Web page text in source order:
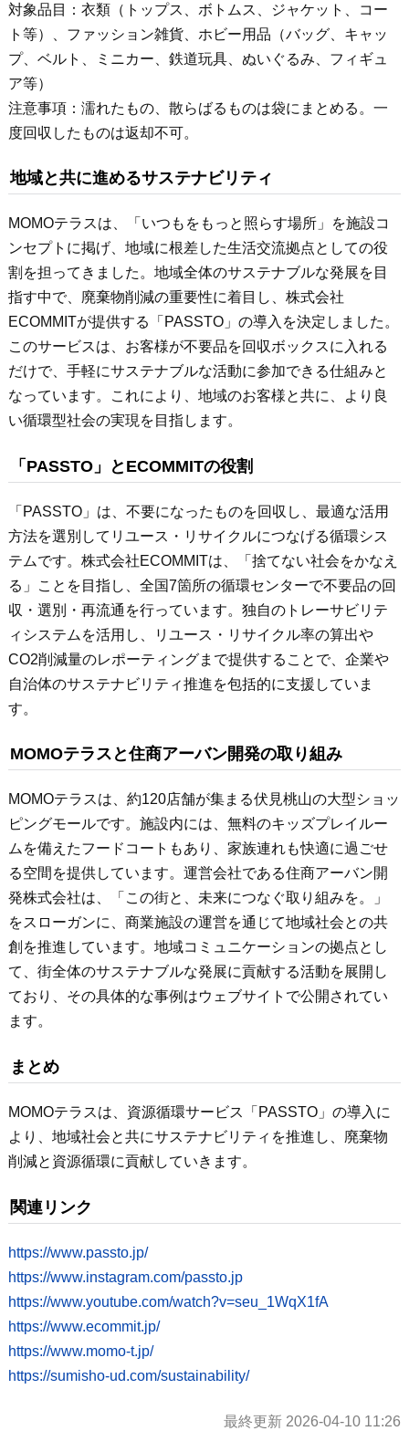
対象品目：衣類（トップス、ボトムス、ジャケット、コー
ト等）、ファッション雑貨、ホビー用品（バッグ、キャッ
プ、ベルト、ミニカー、鉄道玩具、ぬいぐるみ、フィギュ
ア等）
注意事項：濡れたもの、散らばるものは袋にまとめる。一
度回収したものは返却不可。
地域と共に進めるサステナビリティ
MOMOテラスは、「いつもをもっと照らす場所」を施設コ
ンセプトに掲げ、地域に根差した生活交流拠点としての役
割を担ってきました。地域全体のサステナブルな発展を目
指す中で、廃棄物削減の重要性に着目し、株式会社
ECOMMITが提供する「PASSTO」の導入を決定しました。
このサービスは、お客様が不要品を回収ボックスに入れる
だけで、手軽にサステナブルな活動に参加できる仕組みと
なっています。これにより、地域のお客様と共に、より良
い循環型社会の実現を目指します。
「PASSTO」とECOMMITの役割
「PASSTO」は、不要になったものを回収し、最適な活用
方法を選別してリユース・リサイクルにつなげる循環シス
テムです。株式会社ECOMMITは、「捨てない社会をかなえ
る」ことを目指し、全国7箇所の循環センターで不要品の回
収・選別・再流通を行っています。独自のトレーサビリテ
ィシステムを活用し、リユース・リサイクル率の算出や
CO2削減量のレポーティングまで提供することで、企業や
自治体のサステナビリティ推進を包括的に支援していま
す。
MOMOテラスと住商アーバン開発の取り組み
MOMOテラスは、約120店舗が集まる伏見桃山の大型ショッ
ピングモールです。施設内には、無料のキッズプレイルー
ムを備えたフードコートもあり、家族連れも快適に過ごせ
る空間を提供しています。運営会社である住商アーバン開
発株式会社は、「この街と、未来につなぐ取り組みを。」
をスローガンに、商業施設の運営を通じて地域社会との共
創を推進しています。地域コミュニケーションの拠点とし
て、街全体のサステナブルな発展に貢献する活動を展開し
ており、その具体的な事例はウェブサイトで公開されてい
ます。
まとめ
MOMOテラスは、資源循環サービス「PASSTO」の導入に
より、地域社会と共にサステナビリティを推進し、廃棄物
削減と資源循環に貢献していきます。
関連リンク
https://www.passto.jp/
https://www.instagram.com/passto.jp
https://www.youtube.com/watch?v=seu_1WqX1fA
https://www.ecommit.jp/
https://www.momo-t.jp/
https://sumisho-ud.com/sustainability/
最終更新 2026-04-10 11:26